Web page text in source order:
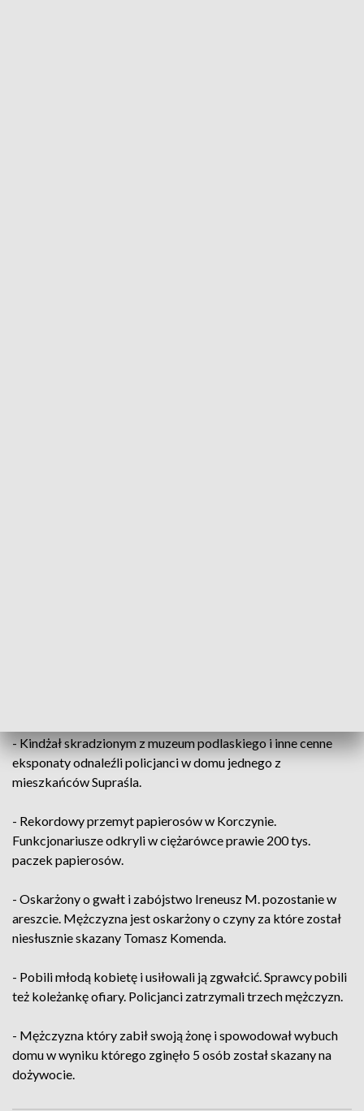
- Kindżał skradzionym z muzeum podlaskiego i inne cenne
eksponaty odnaleźli policjanci w domu jednego z
mieszkańców Supraśla.
- Rekordowy przemyt papierosów w Korczynie.
Funkcjonariusze odkryli w ciężarówce prawie 200 tys.
paczek papierosów.
- Oskarżony o gwałt i zabójstwo Ireneusz M. pozostanie w
areszcie. Mężczyzna jest oskarżony o czyny za które został
niesłusznie skazany Tomasz Komenda.
- Pobili młodą kobietę i usiłowali ją zgwałcić. Sprawcy pobili
też koleżankę ofiary. Policjanci zatrzymali trzech mężczyzn.
- Mężczyzna który zabił swoją żonę i spowodował wybuch
domu w wyniku którego zginęło 5 osób został skazany na
dożywocie.